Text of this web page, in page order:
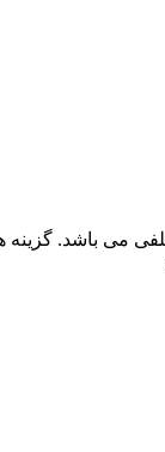
می باشد. گزینه